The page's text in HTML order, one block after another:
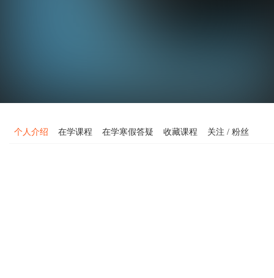
个人介绍 在学课程 在学寒假答疑 收藏课程 关注 / 粉丝